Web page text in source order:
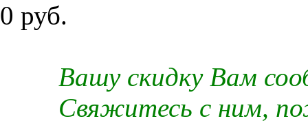
0 руб.
Вашу скидку Вам
Свяжитесь с ним,